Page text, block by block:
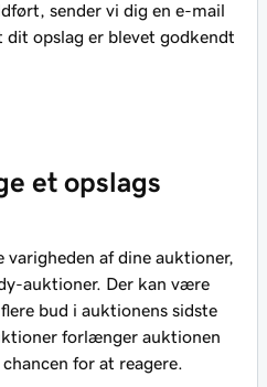
sender vi dig en e-mail
dit opslag er blevet godkendt
et opslags
af dine auktioner,
auktioner. Der kan være
bud i auktionens sidste
forlænger auktionen
for at reagere.